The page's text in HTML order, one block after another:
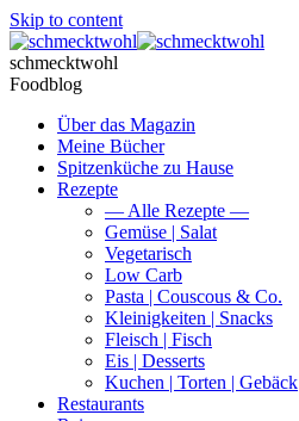
Skip to content
schmecktwohl
Foodblog
Über das Magazin
Meine Bücher
Spitzenküche zu Hause
Rezepte
— Alle Rezepte —
Gemüse | Salat
Vegetarisch
Low Carb
Pasta | Couscous & Co.
Kleinigkeiten | Snacks
Fleisch | Fisch
Eis | Desserts
Kuchen | Torten | Gebäck
Restaurants